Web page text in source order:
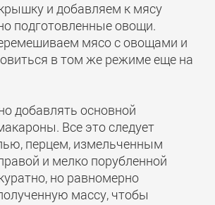
и добавляем к мясу
подготовленные овощи.
мясо с овощами и
в том же режиме еще на
добавлять основной
Все это следует
перцем, измельченным
и мелко порубленной
но равномерно
массу, чтобы